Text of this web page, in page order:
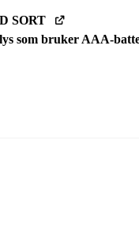
SORT
som bruker AAA-